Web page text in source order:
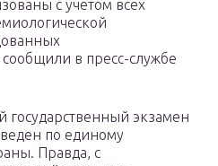
с учетом всех
в пресс-службе
государственный экзамен
по единому
Правда, с